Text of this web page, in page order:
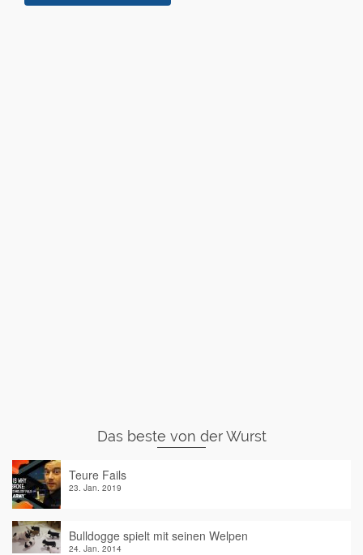
Das beste von der Wurst
Teure Fails
23. Jan. 2019
Bulldogge spielt mit seinen Welpen
24. Jan. 2014